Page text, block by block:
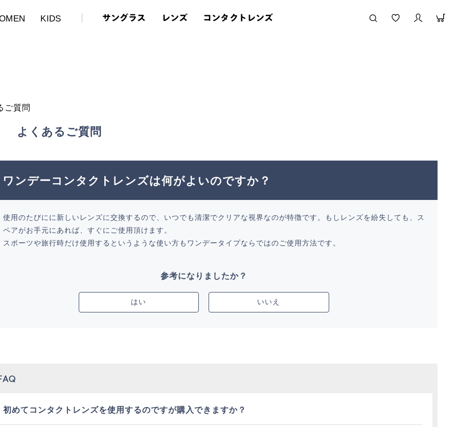
KIDS サングラス レンズ コンタクトレンズ
ご質問
よくあるご質問
ワンデーコンタクトレンズは何がよいのですか？
使用のたびにに新しいレンズに交換するので、いつでも清潔でクリアな視界なのが特徴です。もしレンズを紛失しても、ス
ペアがお手元にあれば、すぐにご使用頂けます。
スポーツや旅行時だけ使用するというような使い方もワンデータイプならではのご使用方法です。
参考になりましたか？
はい いいえ
初めてコンタクトレンズを使用するのですが購入できますか？